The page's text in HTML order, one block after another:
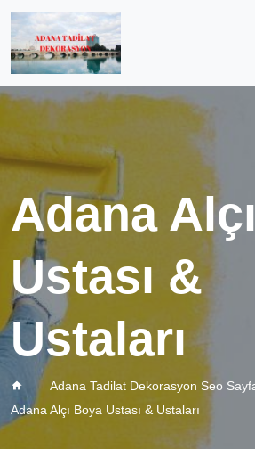
Adana
Ustası &
Ustaları
Adana Tadilat Dekorasyon Seo
Adana Alçı Boya Ustası & Ustaları